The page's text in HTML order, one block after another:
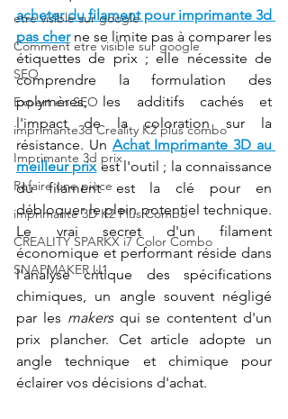
etre visible sur google
Comment etre visible sur google
SEO
Expert en SEO
imprimante3d Creality K2 plus combo
Imprimante 3d prix
Refaire une pièce
imprimante 3D K2 Plus Combo
CREALITY SPARKX i7 Color Combo
SNAPMAKER U1
acheter du filament pour imprimante 3d
pas cher ne se limite pas à comparer les
étiquettes de prix ; elle nécessite de
comprendre la formulation des
polymères, les additifs cachés et
l'impact de la coloration sur la
résistance. Un Achat Imprimante 3D au
meilleur prix est l'outil ; la connaissance
du filament est la clé pour en
débloquer le plein potentiel technique.
Le vrai secret d'un filament
économique et performant réside dans
l'analyse critique des spécifications
chimiques, un angle souvent négligé
par les makers qui se contentent d'un
prix plancher. Cet article adopte un
angle technique et chimique pour
éclairer vos décisions d'achat.